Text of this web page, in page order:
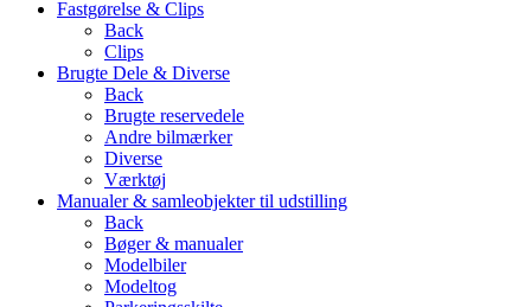
Fastgørelse & Clips
Back
Clips
Brugte Dele & Diverse
Back
Brugte reservedele
Andre bilmærker
Diverse
Værktøj
Manualer & samleobjekter til udstilling
Back
Bøger & manualer
Modelbiler
Modeltog